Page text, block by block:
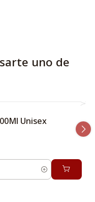
uno de
Unisex